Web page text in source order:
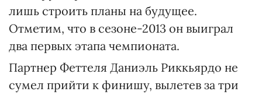
лишь строить планы на будущее.
Отметим, что в сезоне-2013 он выиграл
два первых этапа чемпионата.
Партнер Феттеля Даниэль Риккьярдо не
сумел прийти к финишу, вылетев за три